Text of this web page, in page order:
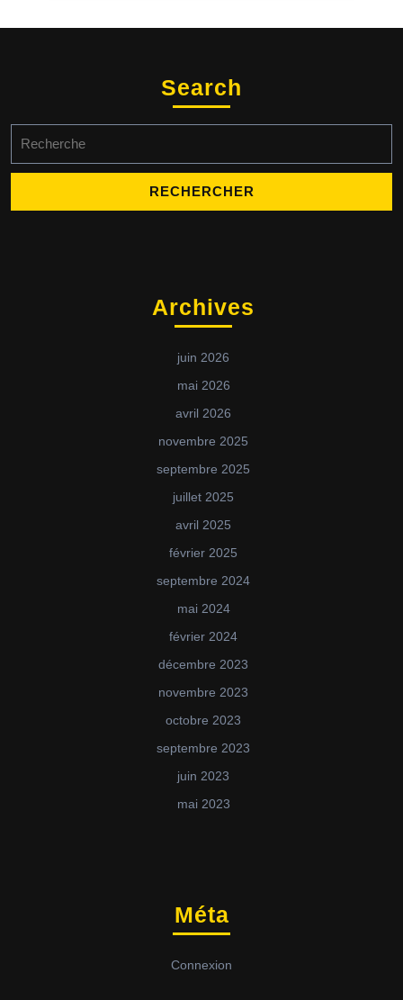
Search
for:
Archives
juin 2026
mai 2026
avril 2026
novembre 2025
septembre 2025
juillet 2025
avril 2025
février 2025
septembre 2024
mai 2024
février 2024
décembre 2023
novembre 2023
octobre 2023
septembre 2023
juin 2023
mai 2023
Méta
Connexion